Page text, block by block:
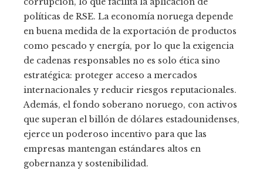
políticas de RSE. La economía noruega depende
en buena medida de la exportación de productos
como pescado y energía, por lo que la exigencia
de cadenas responsables no es solo ética sino
estratégica: proteger acceso a mercados
internacionales y reducir riesgos reputacionales.
Además, el fondo soberano noruego, con activos
que superan el billón de dólares estadounidenses,
ejerce un poderoso incentivo para que las
empresas mantengan estándares altos en
gobernanza y sostenibilidad.